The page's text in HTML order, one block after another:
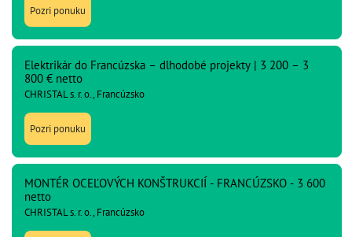
Pozri ponuku
Elektrikár do Francúzska – dlhodobé projekty | 3 200 – 3
800 € netto
CHRISTAL s. r. o., Francúzsko
Pozri ponuku
MONTÉR OCEĽOVÝCH KONŠTRUKCIÍ - FRANCÚZSKO - 3 600
netto
CHRISTAL s. r. o., Francúzsko